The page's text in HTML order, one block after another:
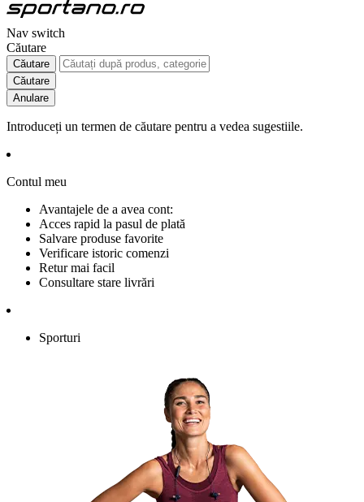
Nav switch
Căutare
Căutare
Căutare
Anulare
Introduceți un termen de căutare pentru a vedea sugestiile.
Contul meu
Avantajele de a avea cont:
Acces rapid la pasul de plată
Salvare produse favorite
Verificare istoric comenzi
Retur mai facil
Consultare stare livrări
Sporturi